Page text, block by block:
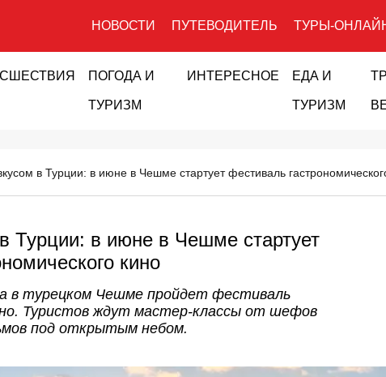
НОВОСТИ ПУТЕВОДИТЕЛЬ ТУРЫ-
ПОГОДА И
ТУРИЗМ
ИНТЕРЕСНОЕ ЕДА И
ТУРИЗМ
в Турции: в июне в Чешме стартует фестиваль
Турции: в июне в Чешме стартует
кино
в турецком Чешме пройдет фестиваль
Туристов ждут мастер-классы от шефов
под открытым небом.